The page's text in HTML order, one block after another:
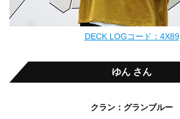
DECK LOGコード：4X89
ゆん さん
クラン：グランブルー